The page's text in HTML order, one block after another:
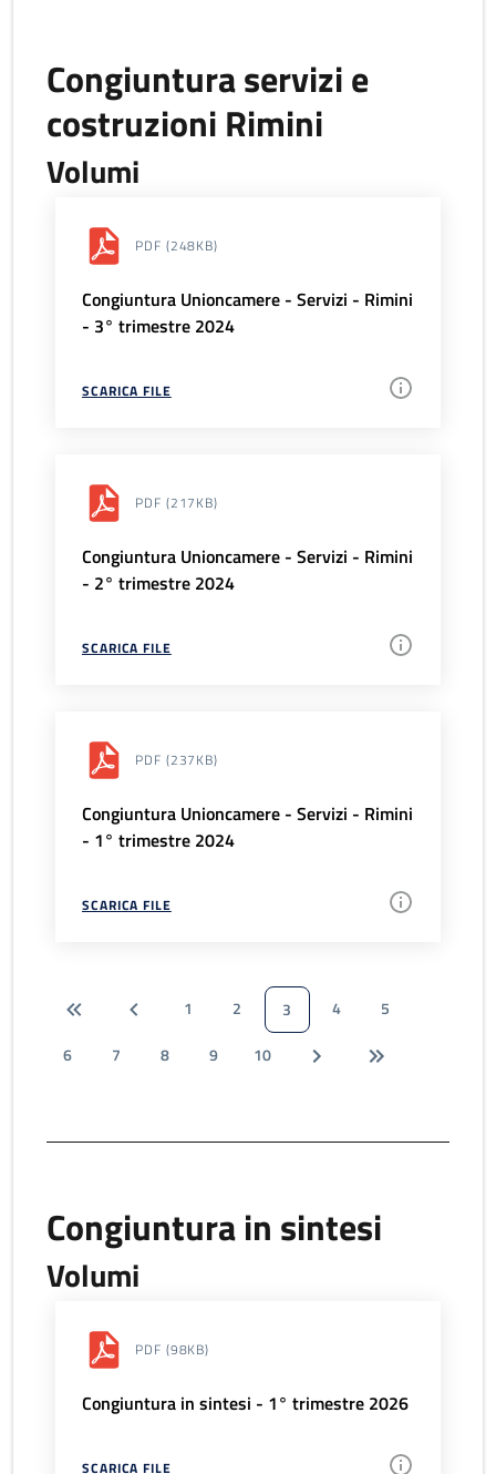
Congiuntura servizi e
costruzioni Rimini
Volumi
PDF (248KB)
Congiuntura Unioncamere - Servizi - Rimini
- 3° trimestre 2024
SCARICA FILE
PDF (217KB)
Congiuntura Unioncamere - Servizi - Rimini
- 2° trimestre 2024
SCARICA FILE
PDF (237KB)
Congiuntura Unioncamere - Servizi - Rimini
- 1° trimestre 2024
SCARICA FILE
1 2 3 4
5
6
7 8 9 10
Congiuntura in sintesi
Volumi
PDF (98KB)
Congiuntura in sintesi - 1° trimestre 2026
SCARICA FILE